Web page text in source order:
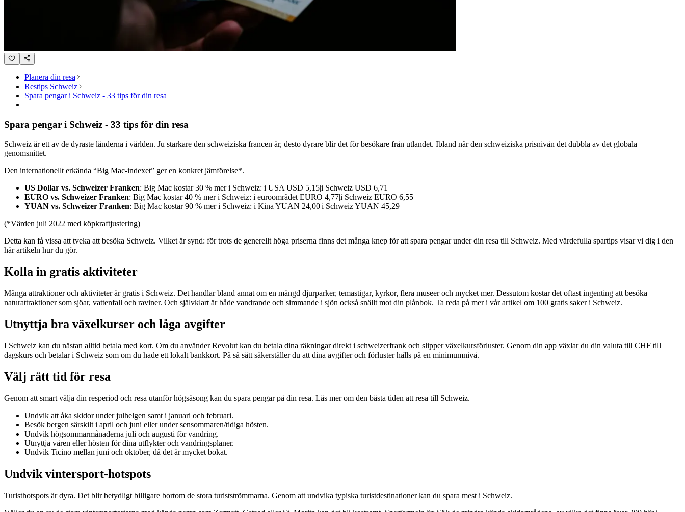
Planera din resa
Restips Schweiz
Spara pengar i Schweiz - 33 tips för din resa
Spara pengar i Schweiz - 33 tips för din resa
Schweiz är ett av de dyraste länderna i världen. Ju starkare den schweiziska francen är, desto dyrare blir det för besökare från utlandet. Ibland når den schweiziska prisnivån det dubbla av det globala
genomsnittet.
Den internationellt erkända “Big Mac-indexet” ger en konkret jämförelse*.
US Dollar vs. Schweizer Franken: Big Mac kostar 30 % mer i Schweiz: i USA USD 5,15|i Schweiz USD 6,71
EURO vs. Schweizer Franken: Big Mac kostar 40 % mer i Schweiz: i euroområdet EURO 4,77|i Schweiz EURO 6,55
YUAN vs. Schweizer Franken: Big Mac kostar 90 % mer i Schweiz: i Kina YUAN 24,00|i Schweiz YUAN 45,29
(*Värden juli 2022 med köpkraftjustering)
Detta kan få vissa att tveka att besöka Schweiz. Vilket är synd: för trots de generellt höga priserna finns det många knep för att spara pengar under din resa till Schweiz. Med värdefulla spartips visar vi dig i den
här artikeln hur du gör.
Kolla in gratis aktiviteter
Många attraktioner och aktiviteter är gratis i Schweiz. Det handlar bland annat om en mängd djurparker, temastigar, kyrkor, flera museer och mycket mer. Dessutom kostar det oftast ingenting att besöka
naturattraktioner som sjöar, vattenfall och raviner. Och självklart är både vandrande och simmande i sjön också snällt mot din plånbok. Ta reda på mer i vår artikel om 100 gratis saker i Schweiz.
Utnyttja bra växelkurser och låga avgifter
I Schweiz kan du nästan alltid betala med kort. Om du använder Revolut kan du betala dina räkningar direkt i schweizerfrank och slipper växelkursförluster. Genom din app växlar du din valuta till CHF till
dagskurs och betalar i Schweiz som om du hade ett lokalt bankkort. På så sätt säkerställer du att dina avgifter och förluster hålls på en minimumnivå.
Välj rätt tid för resa
Genom att smart välja din resperiod och resa utanför högsäsong kan du spara pengar på din resa. Läs mer om den bästa tiden att resa till Schweiz.
Undvik att åka skidor under julhelgen samt i januari och februari.
Besök bergen särskilt i april och juni eller under sensommaren/tidiga hösten.
Undvik högsommarmånaderna juli och augusti för vandring.
Utnyttja våren eller hösten för dina utflykter och vandringsplaner.
Undvik Ticino mellan juni och oktober, då det är mycket bokat.
Undvik vintersport-hotspots
Turisthotspots är dyra. Det blir betydligt billigare bortom de stora turistströmmarna. Genom att undvika typiska turistdestinationer kan du spara mest i Schweiz.